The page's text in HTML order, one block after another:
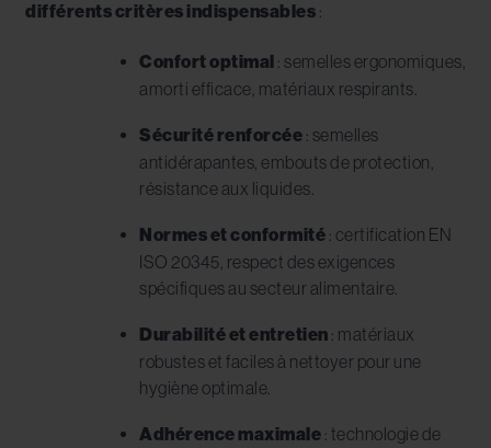
différents critères indispensables :
Confort optimal : semelles ergonomiques,
amorti efficace, matériaux respirants.
Sécurité renforcée : semelles
antidérapantes, embouts de protection,
résistance aux liquides.
Normes et conformité : certification EN
ISO 20345, respect des exigences
spécifiques au secteur alimentaire.
Durabilité et entretien : matériaux
robustes et faciles à nettoyer pour une
hygiène optimale.
Adhérence maximale : technologie de